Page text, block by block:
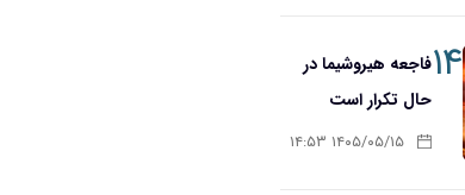
۱۴فاجعه هیروشیما در
حال تکرار است
۱۴۰۵/۰۵/۱۵ ۱۴:۵۳